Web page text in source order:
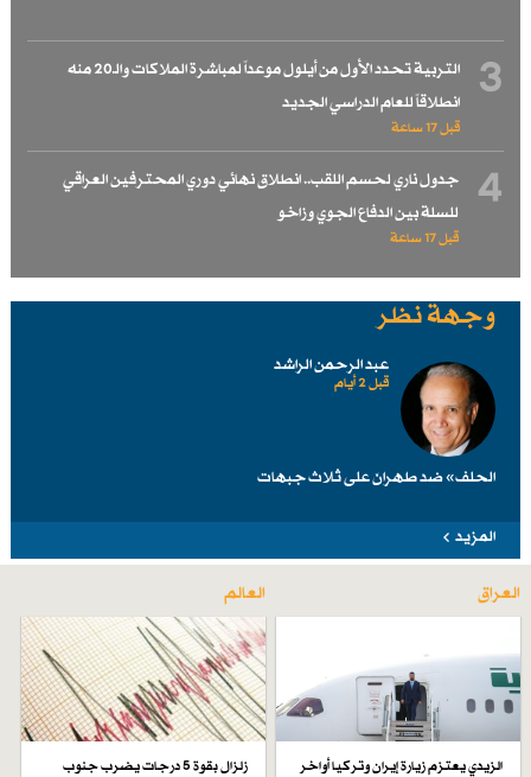
3
التربية تحدد الأول من أيلول موعداً لمباشرة الملاكات والـ20 منه
انطلاقاً للعام الدراسي الجديد
قبل 17 ساعة
4
جدول ناري لحسم اللقب.. انطلاق نهائي دوري المحترفين العراقي
للسلة بين الدفاع الجوي وزاخو
قبل 17 ساعة
وجهة نظر
عبد الرحمن الراشد
قبل 2 أيام
الحلف» ضد طهرانَ على ثلاث جبهات
المزيد
العراق
الزيدي يعتزم زيارة إيران وتركيا أواخر
العالم
زلزال بقوة 5 درجات يضرب جنوب